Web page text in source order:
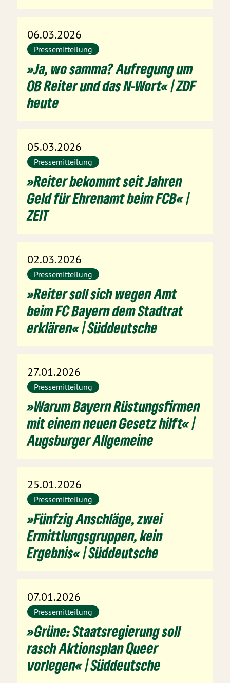
06.03.2026
Pressemitteilung
»Ja, wo samma? Aufregung um
OB Reiter und das N-Wort« | ZDF
heute
05.03.2026
Pressemitteilung
»Reiter bekommt seit Jahren
Geld für Ehrenamt beim FCB« |
ZEIT
02.03.2026
Pressemitteilung
»Reiter soll sich wegen Amt
beim FC Bayern dem Stadtrat
erklären« | Süddeutsche
27.01.2026
Pressemitteilung
»Warum Bayern Rüstungsfirmen
mit einem neuen Gesetz hilft« |
Augsburger Allgemeine
25.01.2026
Pressemitteilung
»Fünfzig Anschläge, zwei
Ermittlungsgruppen, kein
Ergebnis« | Süddeutsche
07.01.2026
Pressemitteilung
»Grüne: Staatsregierung soll
rasch Aktionsplan Queer
vorlegen« | Süddeutsche